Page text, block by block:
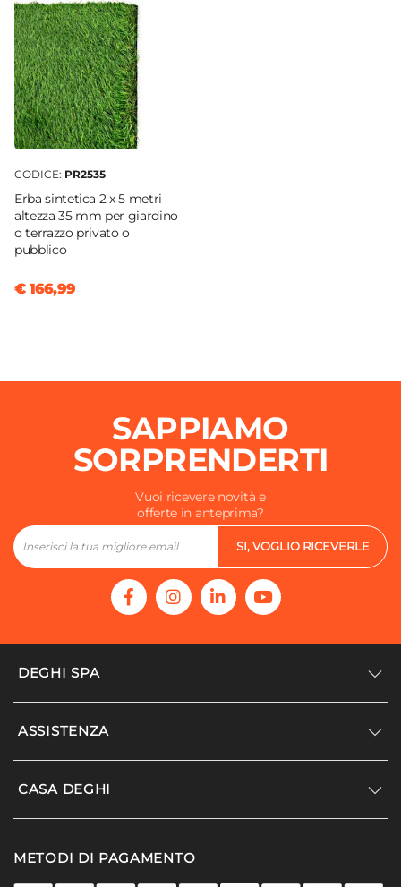
CODICE: PR2535
Erba sintetica 2 x 5 metri
altezza 35 mm per giardino
o terrazzo privato o
pubblico
€ 166,99
SAPPIAMO
SORPRENDERTI
Vuoi ricevere novità e
offerte in anteprima?
SI, VOGLIO RICEVERLE
DEGHI SPA
Accedi/Registrati
Modello organizzativo e codice etico
Promozioni
ASSISTENZA
Supporto
Agevolazioni fiscali
CASA DEGHI
I nostri luoghi
METODI DI PAGAMENTO